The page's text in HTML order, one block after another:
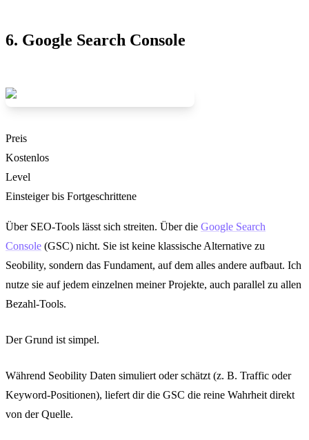
6. Google Search Console
Preis
Kostenlos
Level
Einsteiger bis Fortgeschrittene
Über SEO-Tools lässt sich streiten. Über die Google Search
Console (GSC) nicht. Sie ist keine klassische Alternative zu
Seobility, sondern das Fundament, auf dem alles andere aufbaut. Ich
nutze sie auf jedem einzelnen meiner Projekte, auch parallel zu allen
Bezahl-Tools.
Der Grund ist simpel.
Während Seobility Daten simuliert oder schätzt (z. B. Traffic oder
Keyword-Positionen), liefert dir die GSC die reine Wahrheit direkt
von der Quelle.